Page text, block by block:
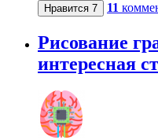
Нравится 7 11
Рисование
интересная